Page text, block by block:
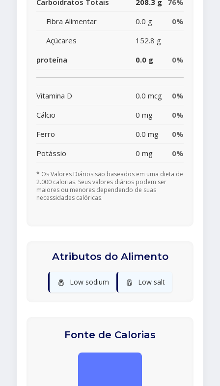
Carboidratos Totais 208.3 g 76%
Fibra Alimentar
0.0 g
0%
Açúcares
152.8 g
proteína
0.0 g 0%
Vitamina D 0.0 mcg
0%
Cálcio
0 mg
0%
Ferro
0.0 mg
0%
Potássio
0 mg 0%
* Os Valores Diários são baseados em uma dieta de
2.000 calorias. Seus valores diários podem ser
maiores ou menores dependendo de suas
necessidades calóricas.
Atributos do Alimento
🧂 Low sodium 🧂 Low salt
Fonte de Calorias